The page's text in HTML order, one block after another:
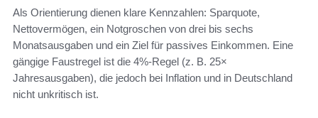
Als Orientierung dienen klare Kennzahlen: Sparquote,
Nettovermögen, ein Notgroschen von drei bis sechs
Monatsausgaben und ein Ziel für passives Einkommen. Eine
gängige Faustregel ist die 4%-Regel (z. B. 25×
Jahresausgaben), die jedoch bei Inflation und in Deutschland
nicht unkritisch ist.